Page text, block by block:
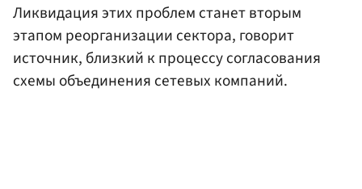
Ликвидация этих проблем станет вторым
этапом реорганизации сектора, говорит
источник, близкий к процессу согласования
схемы объединения сетевых компаний.